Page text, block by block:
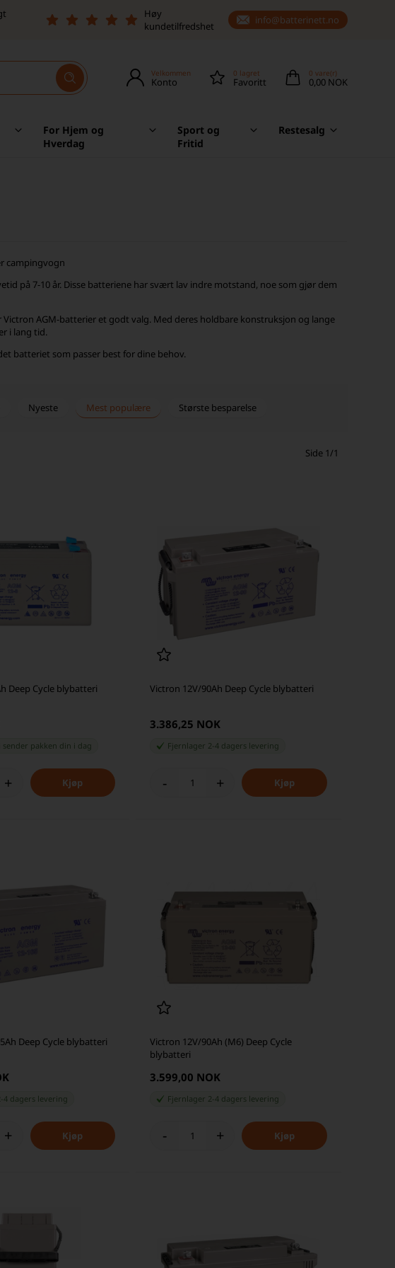
Høy
kundetilfredshet
info@batterinett.no
Velkommen
Konto
0 lagret
Favoritt
0 vare(r)
0,00 NOK
For Hjem og
Hverdag
Sport og
Fritid
Restesalg
campingvogn
på 7-10 år. Disse batteriene har svært lav indre motstand, noe som gjør dem
AGM-batterier et godt valg. Med deres holdbare konstruksjon og lange
i lang tid.
batteriet som passer best for dine behov.
Nyeste Mest populære Største besparelse
Side 1/1
Deep Cycle blybatteri
sender pakken din i dag
+
Victron 12V/90Ah Deep Cycle blybatteri
3.386,25 NOK
Fjernlager 2-4 dagers levering
- +
Deep Cycle blybatteri
4 dagers levering
+
Victron 12V/90Ah (M6) Deep Cycle
blybatteri
3.599,00 NOK
Fjernlager 2-4 dagers levering
- +